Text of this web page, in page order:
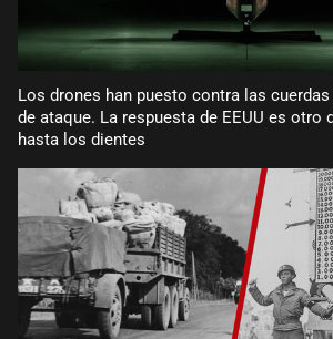
Los drones han puesto contra las
de ataque. La respuesta de EEUU es otro
hasta los dientes